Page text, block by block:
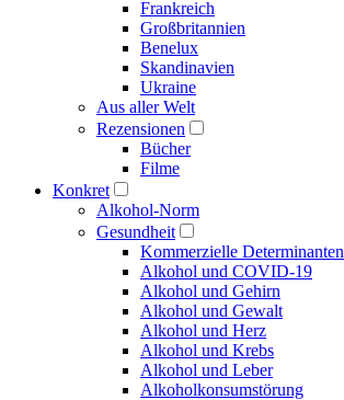
Frankreich
Großbritannien
Benelux
Skandinavien
Ukraine
Aus aller Welt
Rezensionen
Bücher
Filme
Konkret
Alkohol-Norm
Gesundheit
Kommerzielle Determinanten
Alkohol und COVID-19
Alkohol und Gehirn
Alkohol und Gewalt
Alkohol und Herz
Alkohol und Krebs
Alkohol und Leber
Alkoholkonsumstörung